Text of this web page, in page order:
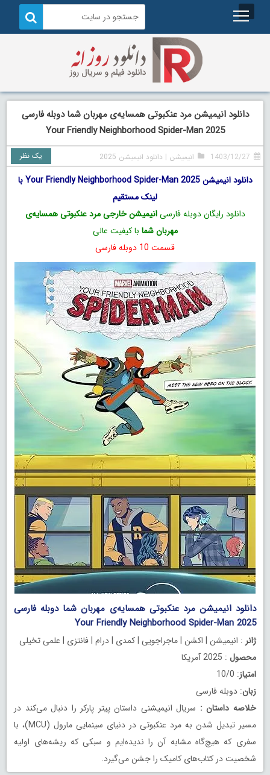
دانلود انیمیشن مرد عنکبوتی همسایه‌ی مهربان شما دوبله فارسی
Your Friendly Neighborhood Spider-Man 2025
1403/12/27 انیمیشن | دانلود انیمیشن 2025 یک نظر
دانلود انیمیشن Your Friendly Neighborhood Spider-Man 2025 با
لینک مستقیم
دانلود رایگان دوبله فارسیانیمیشن خارجی مرد عنکبوتی همسایه‌ی
مهربان شما با کیفیت عالی
قسمت 10 دوبله فارسی
دانلود انیمیشن مرد عنکبوتی همسایه‌ی مهربان شما دوبله فارسی
Your Friendly Neighborhood Spider-Man 2025
ژانر : انیمیشن | اکشن | ماجراجویی | کمدی | درام | فانتزی | علمی تخیلی
محصول : 2025 آمریکا
امتیاز: 10/0
زبان: دوبله فارسی
خلاصه داستان : سریال انیمیشنی داستان پیتر پارکر را دنبال می‌کند در
مسیر تبدیل شدن به مرد عنکبوتی در دنیای سینمایی مارول (MCU)، با
سفری که هیچ‌گاه مشابه آن را ندیده‌ایم و سبکی که ریشه‌های اولیه
شخصیت در کتاب‌های کامیک را جشن می‌گیرد.